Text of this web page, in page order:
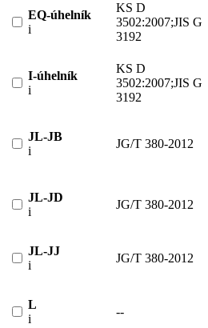
EQ-úhelník
i
KS D
3502:2007;JIS G
3192
I-úhelník
i
KS D
3502:2007;JIS G
3192
JL-JB
i
JG/T 380-2012
JL-JD
i
JG/T 380-2012
JL-JJ
i
JG/T 380-2012
L
i
--